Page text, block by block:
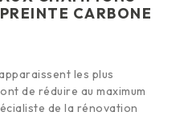
CARBONE
les plus
de réduire au maximum
de la rénovation